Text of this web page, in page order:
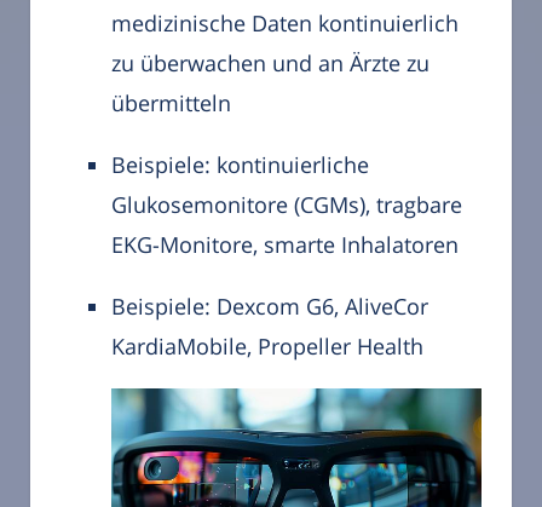
medizinische Daten kontinuierlich
zu überwachen und an Ärzte zu
übermitteln
Beispiele: kontinuierliche
Glukosemonitore (CGMs), tragbare
EKG-Monitore, smarte Inhalatoren
Beispiele: Dexcom G6, AliveCor
KardiaMobile, Propeller Health